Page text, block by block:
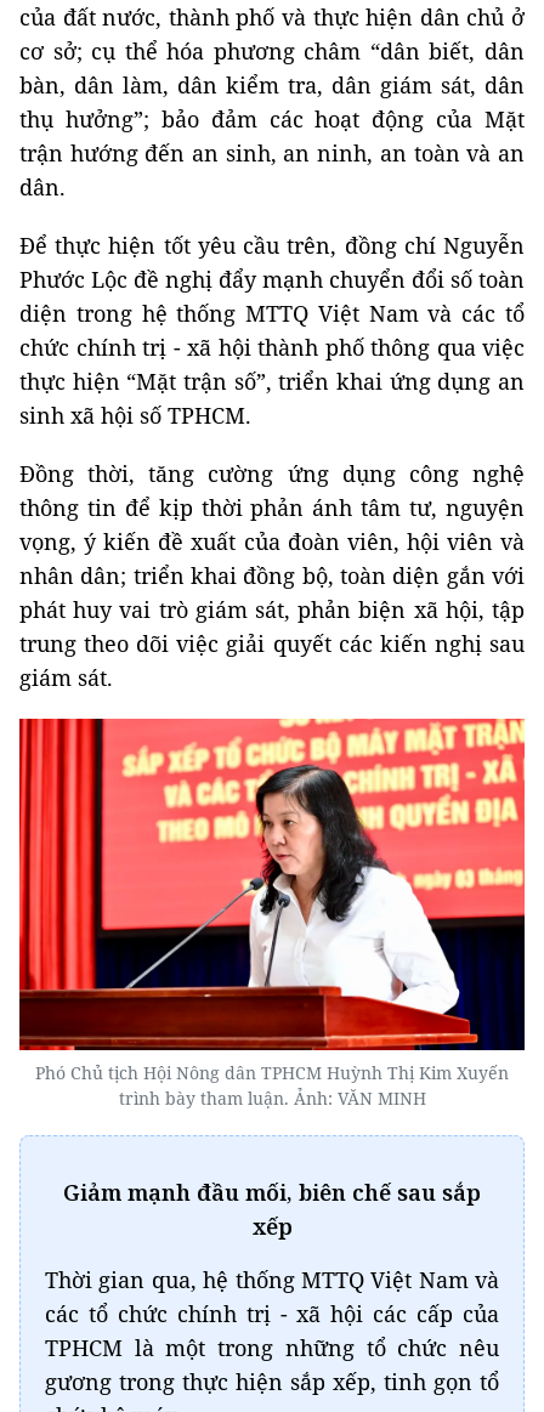
của đất nước, thành phố và thực hiện dân chủ ở
cơ sở; cụ thể hóa phương châm “dân biết, dân
bàn, dân làm, dân kiểm tra, dân giám sát, dân
thụ hưởng”; bảo đảm các hoạt động của Mặt
trận hướng đến an sinh, an ninh, an toàn và an
dân.
Để thực hiện tốt yêu cầu trên, đồng chí Nguyễn
Phước Lộc đề nghị đẩy mạnh chuyển đổi số toàn
diện trong hệ thống MTTQ Việt Nam và các tổ
chức chính trị - xã hội thành phố thông qua việc
thực hiện “Mặt trận số”, triển khai ứng dụng an
sinh xã hội số TPHCM.
Đồng thời, tăng cường ứng dụng công nghệ
thông tin để kịp thời phản ánh tâm tư, nguyện
vọng, ý kiến đề xuất của đoàn viên, hội viên và
nhân dân; triển khai đồng bộ, toàn diện gắn với
phát huy vai trò giám sát, phản biện xã hội, tập
trung theo dõi việc giải quyết các kiến nghị sau
giám sát.
Phó Chủ tịch Hội Nông dân TPHCM Huỳnh Thị Kim Xuyến
trình bày tham luận. Ảnh: VĂN MINH
Giảm mạnh đầu mối, biên chế sau sắp
xếp
Thời gian qua, hệ thống MTTQ Việt Nam và
các tổ chức chính trị - xã hội các cấp của
TPHCM là một trong những tổ chức nêu
gương trong thực hiện sắp xếp, tinh gọn tổ